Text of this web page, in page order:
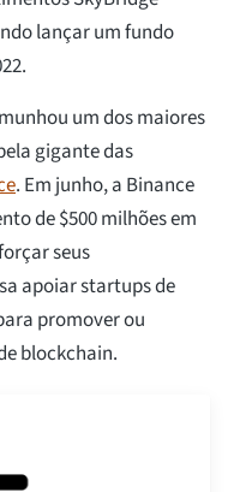
lançar um fundo
um dos maiores
gigante das
. Em junho, a Binance
de $500 milhões em
seus
apoiar startups de
promover ou
blockchain.